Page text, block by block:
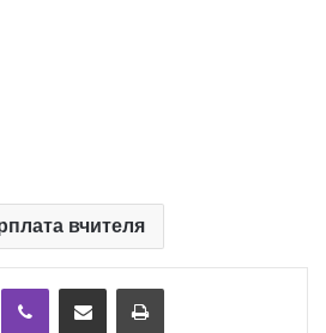
вчителя
Viber Надіслати електронною поштоюНадрукувати